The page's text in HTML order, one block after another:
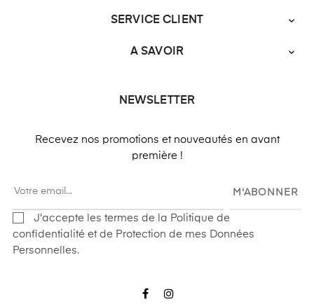
SERVICE CLIENT 
A SAVOIR 
NEWSLETTER
Recevez nos promotions et nouveautés en avant
première !
M'ABONNER
J'accepte les termes de la Politique de
confidentialité et de Protection de mes Données
Personnelles.
Facebook